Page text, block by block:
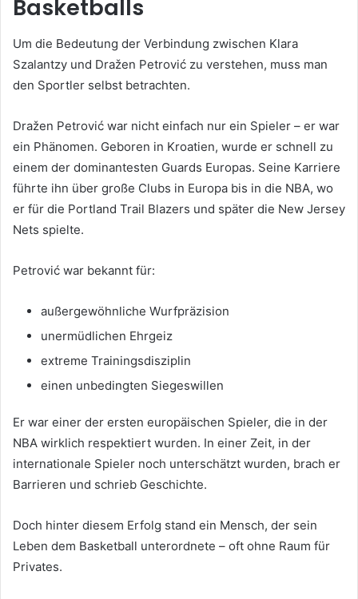
Basketballs
Um die Bedeutung der Verbindung zwischen Klara
Szalantzy und Dražen Petrović zu verstehen, muss man
den Sportler selbst betrachten.
Dražen Petrović war nicht einfach nur ein Spieler – er war
ein Phänomen. Geboren in Kroatien, wurde er schnell zu
einem der dominantesten Guards Europas. Seine Karriere
führte ihn über große Clubs in Europa bis in die NBA, wo
er für die Portland Trail Blazers und später die New Jersey
Nets spielte.
Petrović war bekannt für:
außergewöhnliche Wurfpräzision
unermüdlichen Ehrgeiz
extreme Trainingsdisziplin
einen unbedingten Siegeswillen
Er war einer der ersten europäischen Spieler, die in der
NBA wirklich respektiert wurden. In einer Zeit, in der
internationale Spieler noch unterschätzt wurden, brach er
Barrieren und schrieb Geschichte.
Doch hinter diesem Erfolg stand ein Mensch, der sein
Leben dem Basketball unterordnete – oft ohne Raum für
Privates.